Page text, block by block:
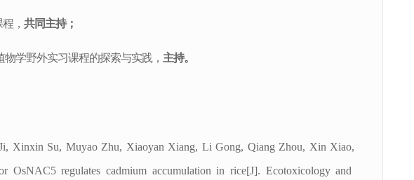
， 共同主持；
学野外实习课程的探索与实践， 主持。
, Xinxin Su, Muyao Zhu, Xiaoyan Xiang, Li Gong, Qiang Zhou, Xin Xiao,
OsNAC5 regulates cadmium accumulation in rice[J]. Ecotoxicology and